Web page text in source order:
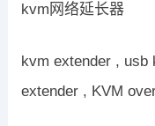
kvm网络延长器
kvm extender , usb
extender , KVM